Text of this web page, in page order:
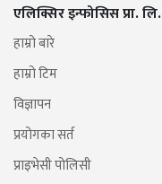
एलिक्सिर इन्फोसिस प्रा. लि.
हाम्रो बारे
हाम्रो टिम
विज्ञापन
प्रयोगका सर्त
प्राइभेसी पोलिसी